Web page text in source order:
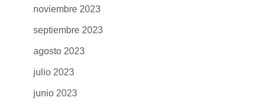
noviembre 2023
septiembre 2023
agosto 2023
julio 2023
junio 2023